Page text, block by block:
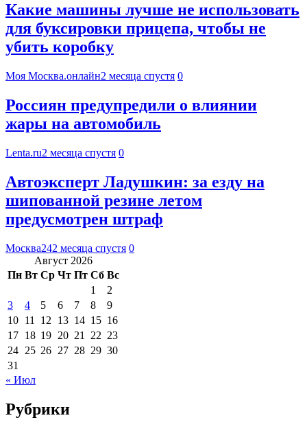
Какие машины лучше не использовать
для буксировки прицепа, чтобы не
убить коробку
Моя Москва.онлайн2 месяца спустя 0
Россиян предупредили о влиянии
жары на автомобиль
Lenta.ru2 месяца спустя 0
Автоэксперт Ладушкин: за езду на
шипованной резине летом
предусмотрен штраф
Москва242 месяца спустя 0
Август 2026
Пн Вт Ср Чт Пт Сб Вс
1
2
3
4 5 6 7 8
9
10 11 12 13 14 15 16
17 18 19 20 21 22 23
24 25 26 27 28 29 30
31
« Июл
Рубрики